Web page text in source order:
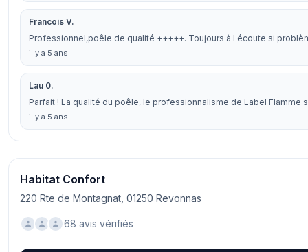
Francois V.
Professionnel,poêle de qualité +++++. Toujours à l écoute si
il y a 5 ans
Lau 0.
Parfait ! La qualité du poêle, le professionnalisme de Label Flamme
il y a 5 ans
Habitat Confort
220 Rte de Montagnat, 01250 Revonnas
68 avis vérifiés